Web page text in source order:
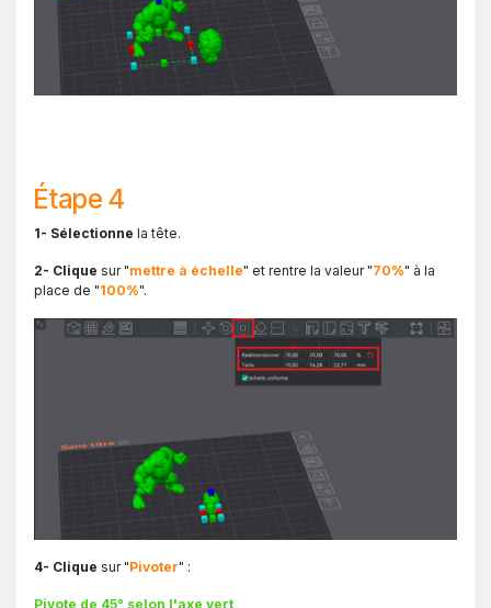
Étape 4
1- Sélectionne la tête.
2- Clique sur "mettre à échelle" et rentre la valeur "70%" à la
place de "100%".
4- Clique sur "Pivoter" :
Pivote de 45° selon l'axe vert